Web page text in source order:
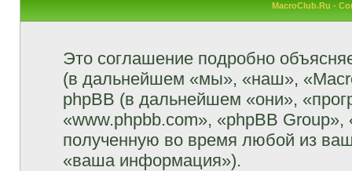
MacroClub.Ru -
Это соглашение подробно
(в дальнейшем «мы», «наш»,
phpBB (в дальнейшем «они»,
«www.phpbb.com», «phpBB
полученную во время любой из
«ваша информация»).